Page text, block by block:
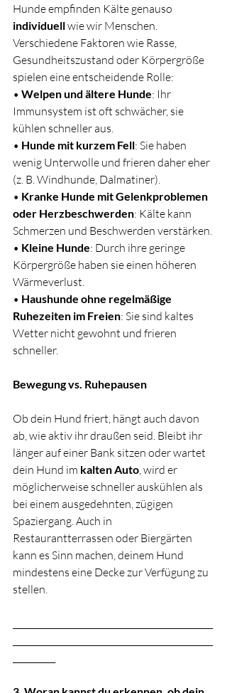
Hunde empfinden Kälte genauso
individuell wie wir Menschen.
Verschiedene Faktoren wie Rasse,
Gesundheitszustand oder Körpergröße
spielen eine entscheidende Rolle:
• Welpen und ältere Hunde: Ihr
Immunsystem ist oft schwächer, sie
kühlen schneller aus.
• Hunde mit kurzem Fell: Sie haben
wenig Unterwolle und frieren daher eher
(z. B. Windhunde, Dalmatiner).
• Kranke Hunde mit Gelenkproblemen
oder Herzbeschwerden: Kälte kann
Schmerzen und Beschwerden verstärken.
• Kleine Hunde: Durch ihre geringe
Körpergröße haben sie einen höheren
Wärmeverlust.
• Haushunde ohne regelmäßige
Ruhezeiten im Freien: Sie sind kaltes
Wetter nicht gewohnt und frieren
schneller.
Bewegung vs. Ruhepausen
Ob dein Hund friert, hängt auch davon
ab, wie aktiv ihr draußen seid. Bleibt ihr
länger auf einer Bank sitzen oder wartet
dein Hund im kalten Auto , wird er
möglicherweise schneller auskühlen als
bei einem ausgedehnten, zügigen
Spaziergang. Auch in
Restaurantterrassen oder Biergärten
kann es Sinn machen, deinem Hund
mindestens eine Decke zur Verfügung zu
stellen.